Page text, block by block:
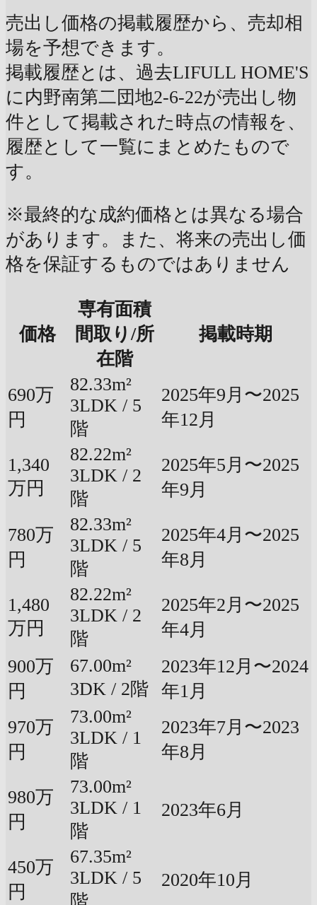
売出し価格の掲載履歴から、売却相
場を予想できます。
掲載履歴とは、過去LIFULL HOME'S
に内野南第二団地2-6-22が売出し物
件として掲載された時点の情報を、
履歴として一覧にまとめたもので
す。
※最終的な成約価格とは異なる場合
があります。また、将来の売出し価
格を保証するものではありません
価格
専有面積
間取り/所
在階
掲載時期
690万
円
82.33m²
3LDK / 5
階
2025年9月〜2025
年12月
1,340
万円
82.22m²
3LDK / 2
階
2025年5月〜2025
年9月
780万
円
82.33m²
3LDK / 5
階
2025年4月〜2025
年8月
1,480
万円
82.22m²
3LDK / 2
階
2025年2月〜2025
年4月
900万
円
67.00m²
3DK / 2階
2023年12月〜2024
年1月
970万
円
73.00m²
3LDK / 1
階
2023年7月〜2023
年8月
980万
円
73.00m²
3LDK / 1
階
2023年6月
450万
円
67.35m²
3LDK / 5
階
2020年10月